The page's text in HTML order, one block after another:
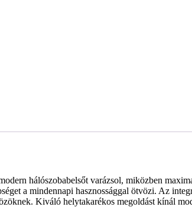
hálószobabelsőt varázsol, miközben
a mindennapi hasznossággal ötvözi. Az
Kiváló helytakarékos megoldást kínál